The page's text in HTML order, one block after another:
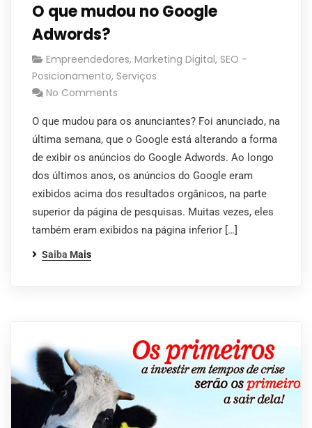
O que mudou no Google
Adwords?
Empreendedores, Marketing Digital, SEO -
Posicionamento, Serviços
No Comments
O que mudou para os anunciantes? Foi anunciado, na
última semana, que o Google está alterando a forma
de exibir os anúncios do Google Adwords. Ao longo
dos últimos anos, os anúncios do Google eram
exibidos acima dos resultados orgânicos, na parte
superior da página de pesquisas. Muitas vezes, eles
também eram exibidos na página inferior […]
Saiba Mais